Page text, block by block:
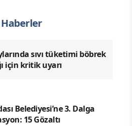
Haberler
sıvı tüketimi böbrek
için kritik uyarı
Belediyesi’ne 3. Dalga
15 Gözaltı